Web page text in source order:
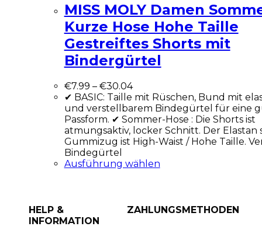
MISS MOLY Damen
Kurze Hose Hohe Taille
Gestreiftes Shorts mit
Bindergürtel
€7.99 – €30.04
✔ BASIC: Taille mit Rüschen, Bund mit
und verstellbarem Bindegürtel für eine
Passform. ✔ Sommer-Hose : Die Shorts ist
atmungsaktiv, locker Schnitt. Der Elastan
Gummizug ist High-Waist / Hohe Taille.
Bindegürtel
Ausführung wählen
HELP &
INFORMATION
ZAHLUNGSMETHODEN